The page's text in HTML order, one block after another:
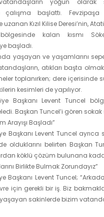
yoğun olarak
çalışma başlattı. Fevzipaşa
uzanan Kızıl Kilise Deresi’nin,
kalan kısmı
başladı.
yaşayan ve yaşamlarını
atıkları başta
toplanırken; dere içerisinde
kesimleri de yapılıyor.
Başkanı Levent Tuncel
Başkan Tuncel’i gören
Arayışı Başladı”
Başkanı Levent Tuncel
olduklarını belirten Başkan
köklü çözüm bulunana
Birlikte Bulmak Zorundayız”
Başkanı Levent Tuncel;
için gerekli bir iş. Biz
sakinlerde bizim